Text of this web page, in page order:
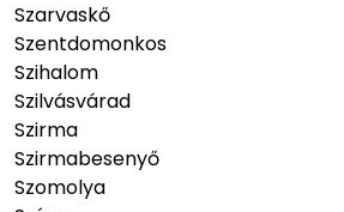
Szarvaskő
Szentdomonkos
Szihalom
Szilvásvárad
Szirma
Szirmabesenyő
Szomolya